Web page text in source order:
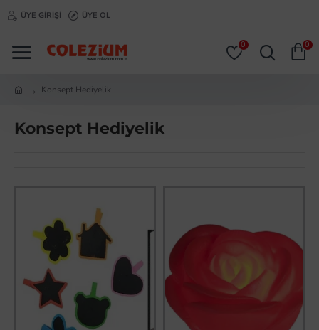
ÜYE GIRIŞI ÜYE OL
0 0
Konsept Hediyelik
Konsept Hediyelik